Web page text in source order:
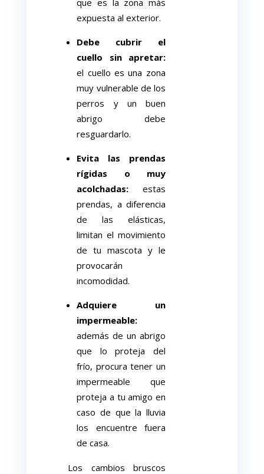
expuesta al exterior.
Debe cubrir el
cuello sin apretar:
el cuello es una zona
muy vulnerable de los
perros y un buen
abrigo debe
resguardarlo.
Evita las prendas
rígidas o muy
acolchadas: estas
prendas, a diferencia
de las elásticas,
limitan el movimiento
de tu mascota y le
provocarán
incomodidad.
Adquiere un
impermeable:
además de un abrigo
que lo proteja del
frío, procura tener un
impermeable que
proteja a tu amigo en
caso de que la lluvia
los encuentre fuera
de casa.
Los cambios bruscos